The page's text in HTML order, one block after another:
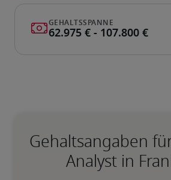
Gehaltsangaben
Analyst in